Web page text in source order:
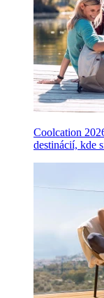
Coolcation
destinácií, kde